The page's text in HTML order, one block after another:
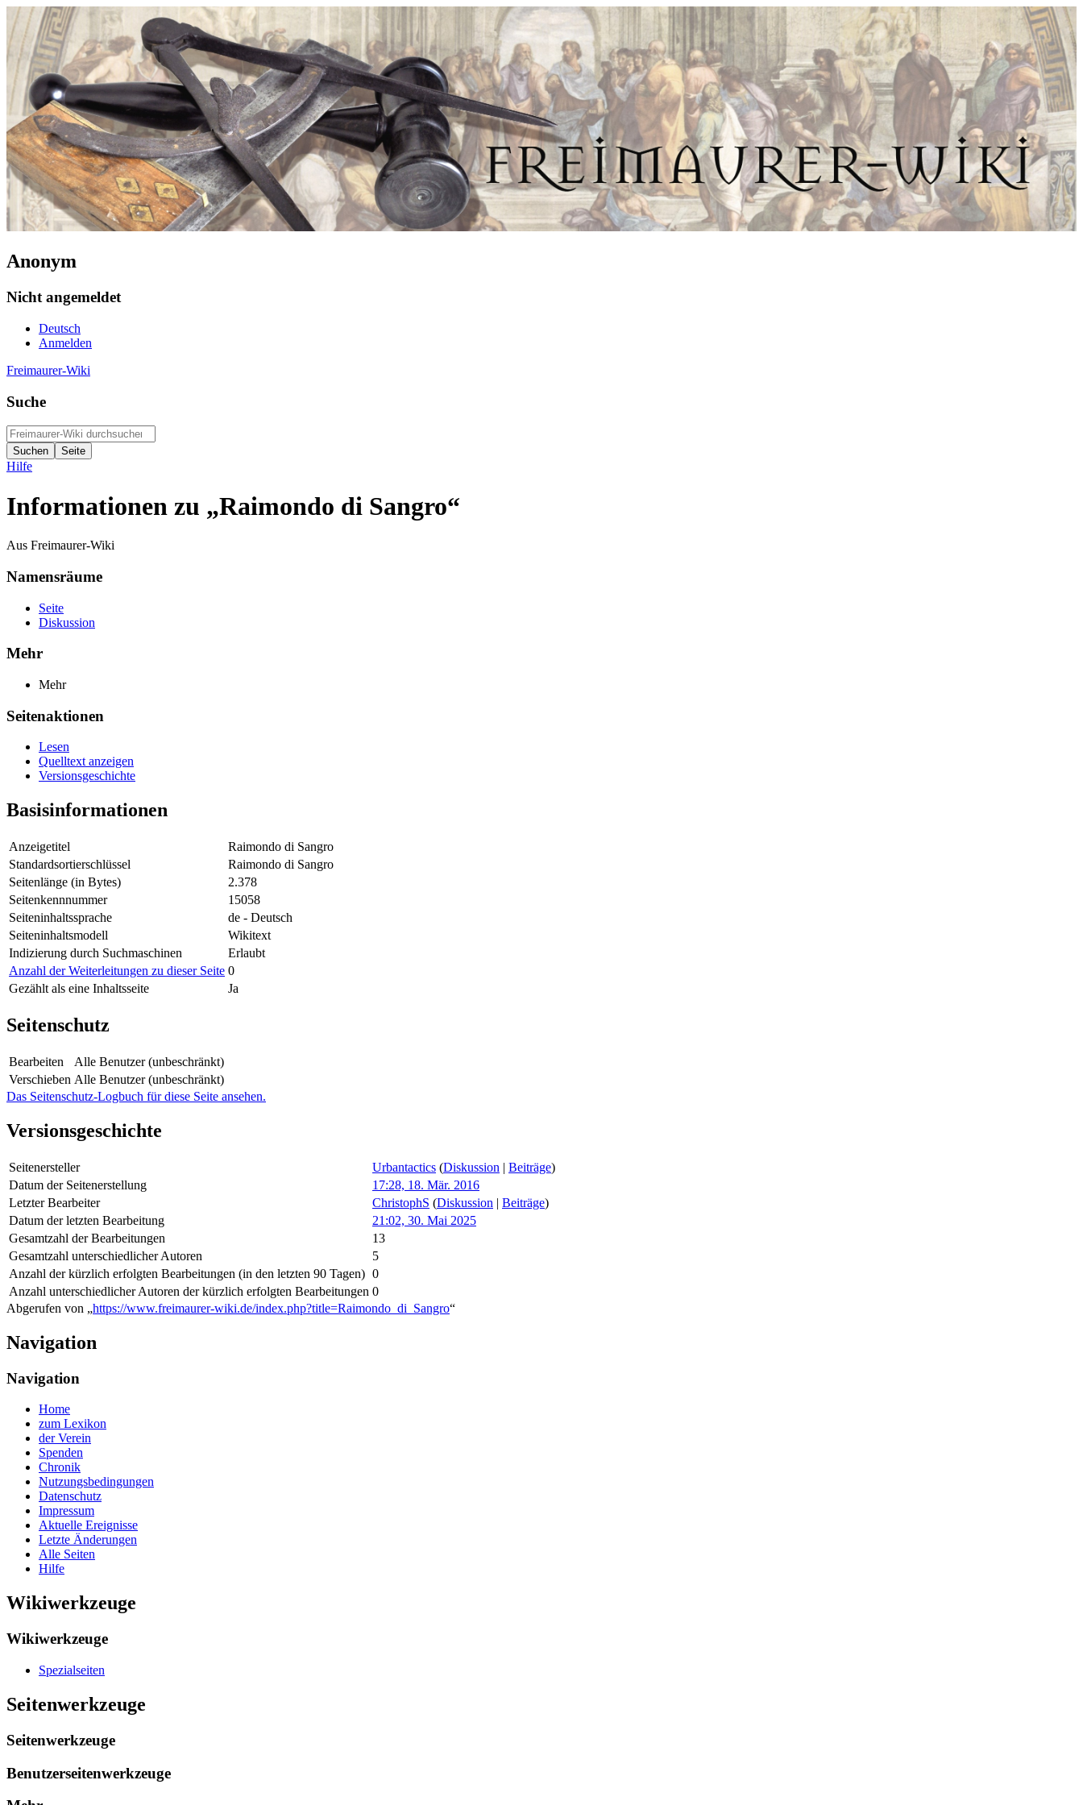
Anonym
Nicht angemeldet
Deutsch
Anmelden
Freimaurer-Wiki
Suche
Hilfe
Informationen zu „Raimondo di Sangro“
Aus Freimaurer-Wiki
Namensräume
Seite
Diskussion
Mehr
Mehr
Seitenaktionen
Lesen
Quelltext anzeigen
Versionsgeschichte
Basisinformationen
Anzeigetitel
Raimondo di Sangro
Standardsortierschlüssel
Raimondo di Sangro
Seitenlänge (in Bytes)
2.378
Seitenkennnummer
15058
Seiteninhaltssprache
de - Deutsch
Seiteninhaltsmodell
Wikitext
Indizierung durch Suchmaschinen
Erlaubt
Anzahl der Weiterleitungen zu dieser Seite 0
Gezählt als eine Inhaltsseite
Ja
Seitenschutz
Bearbeiten
Alle Benutzer (unbeschränkt)
Verschieben Alle Benutzer (unbeschränkt)
Das Seitenschutz-Logbuch für diese Seite ansehen.
Versionsgeschichte
Seitenersteller Urbantactics (Diskussion | Beiträge)
Datum der Seitenerstellung
17:28, 18. Mär. 2016
Letzter Bearbeiter
ChristophS (Diskussion | Beiträge)
Datum der letzten Bearbeitung
21:02, 30. Mai 2025
Gesamtzahl der Bearbeitungen
13
Gesamtzahl unterschiedlicher Autoren
5
Anzahl der kürzlich erfolgten Bearbeitungen (in den letzten 90 Tagen) 0
Anzahl unterschiedlicher Autoren der kürzlich erfolgten Bearbeitungen 0
Abgerufen von „https://www.freimaurer-wiki.de/index.php?title=Raimondo_di_Sangro“
Navigation
Navigation
Home
zum Lexikon
der Verein
Spenden
Chronik
Nutzungsbedingungen
Datenschutz
Impressum
Aktuelle Ereignisse
Letzte Änderungen
Alle Seiten
Hilfe
Wikiwerkzeuge
Wikiwerkzeuge
Spezialseiten
Seitenwerkzeuge
Seitenwerkzeuge
Benutzerseitenwerkzeuge